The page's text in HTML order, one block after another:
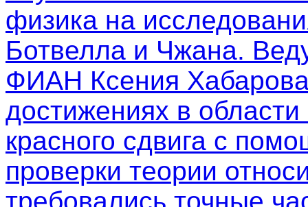
физика на
Ботвелла и Чжана.
ФИАН Ксения
достижениях в
красного сдвига с
проверки теории